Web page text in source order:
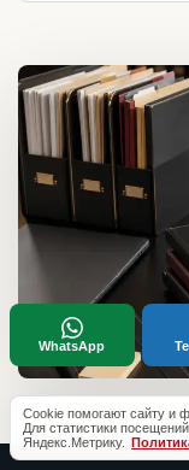
Cookie помогают сайту и
Для статистики
Яндекс.Метрику.
WhatsApp